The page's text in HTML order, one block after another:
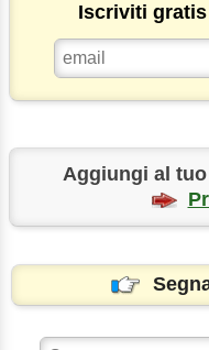
Iscriviti
Aggiungi al